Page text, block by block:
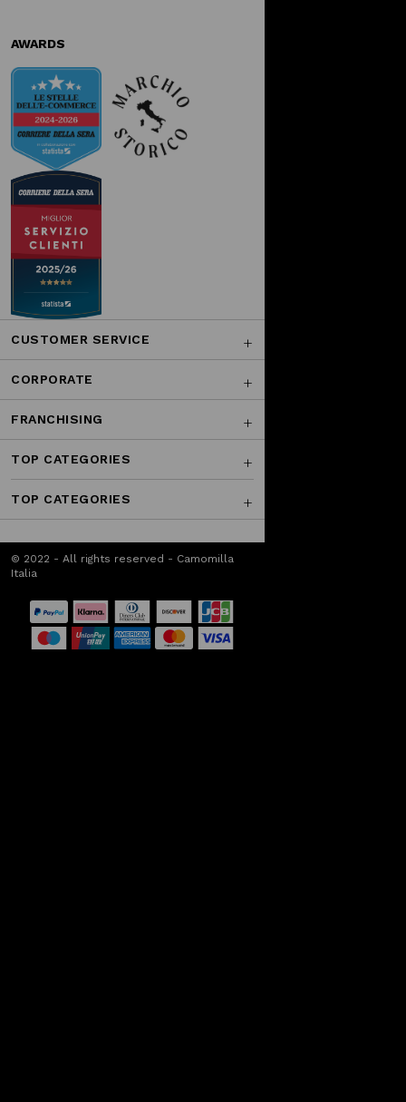
AWARDS
CUSTOMER SERVICE
CORPORATE
FRANCHISING
TOP CATEGORIES
TOP CATEGORIES
© 2022 - All rights reserved - Camomilla
Italia